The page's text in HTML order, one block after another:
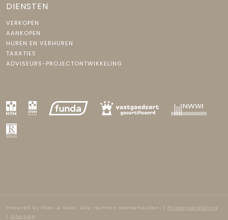
DIENSTEN
VERKOPEN
AANKOPEN
HUREN EN VERHUREN
TAXATIES
ADVISEURS-PROJECTONTWIKKELING
Powered by Goes & Roos Alle rechten voorbehouden . | Privacyverklaring
| Sitemap